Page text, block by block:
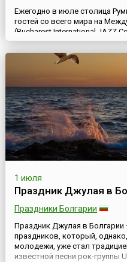
Ежегодно в июле столица
гостей со всего мира на
(Bucharest International JAZZ
течение недели, в рамках
EUROPAfest, ставшего в
страны.Особенность
Европе, в том, что он
1 июля
Праздник Джулая в
Праздники Болгарии
Праздник Джулая в
праздников, который,
молодежи, уже стал
известной песни рок-группы